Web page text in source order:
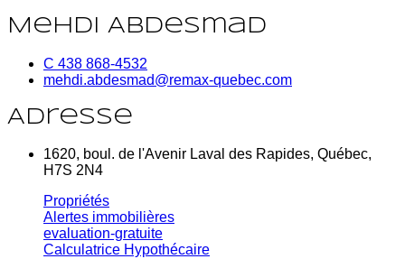
Mehdi Abdesmad
C 438 868-4532
mehdi.abdesmad@remax-quebec.com
Adresse
1620, boul. de l'Avenir Laval des Rapides, Québec,
H7S 2N4
Propriétés
Alertes immobilières
evaluation-gratuite
Calculatrice Hypothécaire